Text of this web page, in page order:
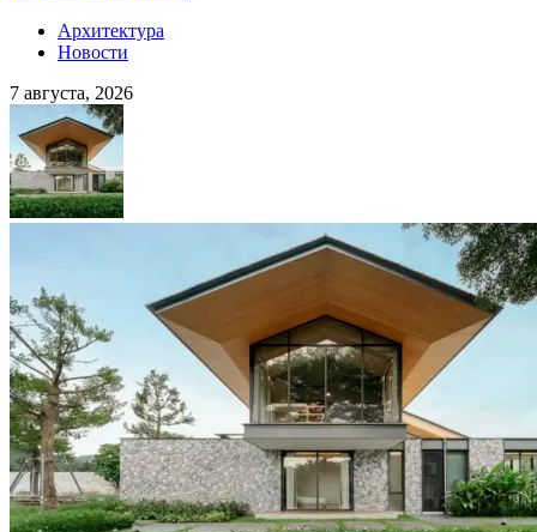
Архитектура
Новости
7 августа, 2026